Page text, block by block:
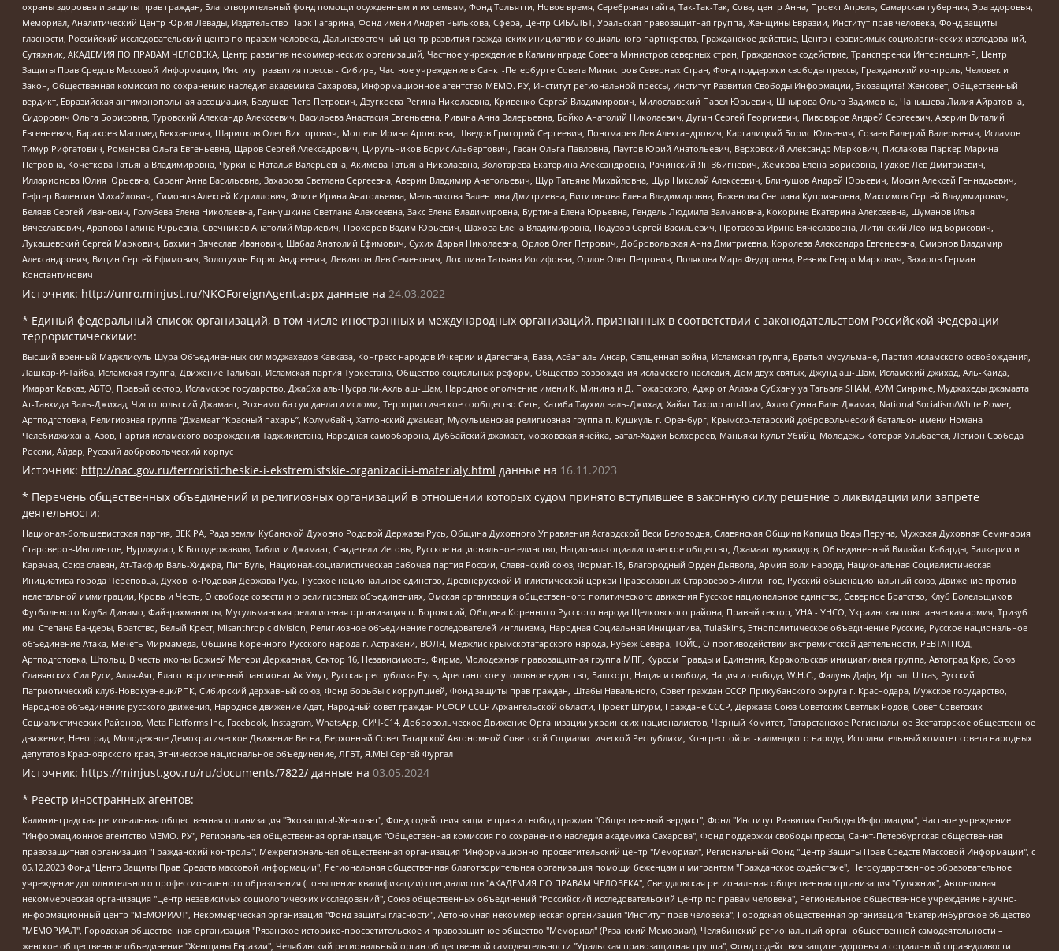
охраны здоровья и защиты прав граждан, Благотворительный фонд помощи осужденным и их семьям, Фонд Тольятти, Новое время, Серебряная тайга, Так-Так-Так, Сова, центр Анна, Проект Апрель, Самарская губерния, Эра здоровья,
Мемориал, Аналитический Центр Юрия Левады, Издательство Парк Гагарина, Фонд имени Андрея Рылькова, Сфера, Центр СИБАЛЬТ, Уральская правозащитная группа, Женщины Евразии, Институт прав человека, Фонд защиты
гласности, Российский исследовательский центр по правам человека, Дальневосточный центр развития гражданских инициатив и социального партнерства, Гражданское действие, Центр независимых социологических исследований,
Сутяжник, АКАДЕМИЯ ПО ПРАВАМ ЧЕЛОВЕКА, Центр развития некоммерческих организаций, Частное учреждение в Калининграде Совета Министров северных стран, Гражданское содействие, Трансперенси Интернешнл-Р, Центр
Защиты Прав Средств Массовой Информации, Институт развития прессы - Сибирь, Частное учреждение в Санкт-Петербурге Совета Министров Северных Стран, Фонд поддержки свободы прессы, Гражданский контроль, Человек и
Закон, Общественная комиссия по сохранению наследия академика Сахарова, Информационное агентство МЕМО. РУ, Институт региональной прессы, Институт Развития Свободы Информации, Экозащита!-Женсовет, Общественный
вердикт, Евразийская антимонопольная ассоциация, Бедушев Петр Петрович, Дзугкоева Регина Николаевна, Кривенко Сергей Владимирович, Милославский Павел Юрьевич, Шнырова Ольга Вадимовна, Чанышева Лилия Айратовна,
Сидорович Ольга Борисовна, Туровский Александр Алексеевич, Васильева Анастасия Евгеньевна, Ривина Анна Валерьевна, Бойко Анатолий Николаевич, Дугин Сергей Георгиевич, Пивоваров Андрей Сергеевич, Аверин Виталий
Евгеньевич, Барахоев Магомед Бекханович, Шарипков Олег Викторович, Мошель Ирина Ароновна, Шведов Григорий Сергеевич, Пономарев Лев Александрович, Каргалицкий Борис Юльевич, Созаев Валерий Валерьевич, Исламов
Тимур Рифгатович, Романова Ольга Евгеньевна, Щаров Сергей Алексадрович, Цирульников Борис Альбертович, Гасан Ольга Павловна, Паутов Юрий Анатольевич, Верховский Александр Маркович, Пислакова-Паркер Марина
Петровна, Кочеткова Татьяна Владимировна, Чуркина Наталья Валерьевна, Акимова Татьяна Николаевна, Золотарева Екатерина Александровна, Рачинский Ян Збигневич, Жемкова Елена Борисовна, Гудков Лев Дмитриевич,
Илларионова Юлия Юрьевна, Саранг Анна Васильевна, Захарова Светлана Сергеевна, Аверин Владимир Анатольевич, Щур Татьяна Михайловна, Щур Николай Алексеевич, Блинушов Андрей Юрьевич, Мосин Алексей Геннадьевич,
Гефтер Валентин Михайлович, Симонов Алексей Кириллович, Флиге Ирина Анатольевна, Мельникова Валентина Дмитриевна, Вититинова Елена Владимировна, Баженова Светлана Куприяновна, Максимов Сергей Владимирович,
Беляев Сергей Иванович, Голубева Елена Николаевна, Ганнушкина Светлана Алексеевна, Закс Елена Владимировна, Буртина Елена Юрьевна, Гендель Людмила Залмановна, Кокорина Екатерина Алексеевна, Шуманов Илья
Вячеславович, Арапова Галина Юрьевна, Свечников Анатолий Мариевич, Прохоров Вадим Юрьевич, Шахова Елена Владимировна, Подузов Сергей Васильевич, Протасова Ирина Вячеславовна, Литинский Леонид Борисович,
Лукашевский Сергей Маркович, Бахмин Вячеслав Иванович, Шабад Анатолий Ефимович, Сухих Дарья Николаевна, Орлов Олег Петрович, Добровольская Анна Дмитриевна, Королева Александра Евгеньевна, Смирнов Владимир
Александрович, Вицин Сергей Ефимович, Золотухин Борис Андреевич, Левинсон Лев Семенович, Локшина Татьяна Иосифовна, Орлов Олег Петрович, Полякова Мара Федоровна, Резник Генри Маркович, Захаров Герман
Константинович
Источник: http://unro.minjust.ru/NKOForeignAgent.aspx данные на 24.03.2022
* Единый федеральный список организаций, в том числе иностранных и международных организаций, признанных в соответствии с законодательством Российской Федерации
террористическими:
Высший военный Маджлисуль Шура Объединенных сил моджахедов Кавказа, Конгресс народов Ичкерии и Дагестана, База, Асбат аль-Ансар, Священная война, Исламская группа, Братья-мусульмане, Партия исламского освобождения,
Лашкар-И-Тайба, Исламская группа, Движение Талибан, Исламская партия Туркестана, Общество социальных реформ, Общество возрождения исламского наследия, Дом двух святых, Джунд аш-Шам, Исламский джихад, Аль-Каида,
Имарат Кавказ, АБТО, Правый сектор, Исламское государство, Джабха аль-Нусра ли-Ахль аш-Шам, Народное ополчение имени К. Минина и Д. Пожарского, Аджр от Аллаха Субхану уа Тагьаля SHAM, АУМ Синрике, Муджахеды джамаата
Ат-Тавхида Валь-Джихад, Чистопольский Джамаат, Рохнамо ба суи давлати исломи, Террористическое сообщество Сеть, Катиба Таухид валь-Джихад, Хайят Тахрир аш-Шам, Ахлю Сунна Валь Джамаа, National Socialism/White Power,
Артподготовка, Религиозная группа “Джамаат “Красный пахарь”, Колумбайн, Хатлонский джамаат, Мусульманская религиозная группа п. Кушкуль г. Оренбург, Крымско-татарский добровольческий батальон имени Номана
Челебиджихана, Азов, Партия исламского возрождения Таджикистана, Народная самооборона, Дуббайский джамаат, московская ячейка, Батал-Хаджи Белхороев, Маньяки Культ Убийц, Молодёжь Которая Улыбается, Легион Свобода
России, Айдар, Русский добровольческий корпус
Источник: http://nac.gov.ru/terroristicheskie-i-ekstremistskie-organizacii-i-materialy.html данные на 16.11.2023
* Перечень общественных объединений и религиозных организаций в отношении которых судом принято вступившее в законную силу решение о ликвидации или запрете
деятельности:
Национал-большевистская партия, ВЕК РА, Рада земли Кубанской Духовно Родовой Державы Русь, Община Духовного Управления Асгардской Веси Беловодья, Славянская Община Капища Веды Перуна, Мужская Духовная Семинария
Староверов-Инглингов, Нурджулар, К Богодержавию, Таблиги Джамаат, Свидетели Иеговы, Русское национальное единство, Национал-социалистическое общество, Джамаат мувахидов, Объединенный Вилайат Кабарды, Балкарии и
Карачая, Союз славян, Ат-Такфир Валь-Хиджра, Пит Буль, Национал-социалистическая рабочая партия России, Славянский союз, Формат-18, Благородный Орден Дьявола, Армия воли народа, Национальная Социалистическая
Инициатива города Череповца, Духовно-Родовая Держава Русь, Русское национальное единство, Древнерусской Инглистической церкви Православных Староверов-Инглингов, Русский общенациональный союз, Движение против
нелегальной иммиграции, Кровь и Честь, О свободе совести и о религиозных объединениях, Омская организация общественного политического движения Русское национальное единство, Северное Братство, Клуб Болельщиков
Футбольного Клуба Динамо, Файзрахманисты, Мусульманская религиозная организация п. Боровский, Община Коренного Русского народа Щелковского района, Правый сектор, УНА - УНСО, Украинская повстанческая армия, Тризуб
им. Степана Бандеры, Братство, Белый Крест, Misanthropic division, Религиозное объединение последователей инглиизма, Народная Социальная Инициатива, TulaSkins, Этнополитическое объединение Русские, Русское национальное
объединение Атака, Мечеть Мирмамеда, Община Коренного Русского народа г. Астрахани, ВОЛЯ, Меджлис крымскотатарского народа, Рубеж Севера, ТОЙС, О противодействии экстремистской деятельности, РЕВТАТПОД,
Артподготовка, Штольц, В честь иконы Божией Матери Державная, Сектор 16, Независимость, Фирма, Молодежная правозащитная группа МПГ, Курсом Правды и Единения, Каракольская инициативная группа, Автоград Крю, Союз
Славянских Сил Руси, Алля-Аят, Благотворительный пансионат Ак Умут, Русская республика Русь, Арестантское уголовное единство, Башкорт, Нация и свобода, Нация и свобода, W.H.С., Фалунь Дафа, Иртыш Ultras, Русский
Патриотический клуб-Новокузнецк/РПК, Сибирский державный союз, Фонд борьбы с коррупцией, Фонд защиты прав граждан, Штабы Навального, Совет граждан СССР Прикубанского округа г. Краснодара, Мужское государство,
Народное объединение русского движения, Народное движение Адат, Народный совет граждан РСФСР СССР Архангельской области, Проект Штурм, Граждане СССР, Держава Союз Советских Светлых Родов, Совет Советских
Социалистических Районов, Meta Platforms Inc, Facebook, Instagram, WhatsApp, СИЧ-С14, Добровольческое Движение Организации украинских националистов, Черный Комитет, Татарстанское Региональное Всетатарское общественное
движение, Невоград, Молодежное Демократическое Движение Весна, Верховный Совет Татарской Автономной Советской Социалистической Республики, Конгресс ойрат-калмыцкого народа, Исполнительный комитет совета народных
депутатов Красноярского края, Этническое национальное объединение, ЛГБТ, Я.МЫ Сергей Фургал
Источник: https://minjust.gov.ru/ru/documents/7822/ данные на 03.05.2024
* Реестр иностранных агентов:
Калининградская региональная общественная организация "Экозащита!-Женсовет", Фонд содействия защите прав и свобод граждан "Общественный вердикт", Фонд "Институт Развития Свободы Информации", Частное учреждение "Информационное агентство МЕМО. РУ", Региональная общественная организация "Общественная комиссия по сохранению наследия академика Сахарова", Фонд поддержки свободы прессы, Санкт-Петербургская общественная правозащитная организация "Гражданский контроль", Межрегиональная общественная организация "Информационно-просветительский центр "Мемориал", Региональный Фонд "Центр Защиты Прав Средств Массовой Информации", с 05.12.2023 Фонд "Центр Защиты Прав Средств массовой информации", Региональная общественная благотворительная организация помощи беженцам и мигрантам "Гражданское содействие", Негосударственное образовательное учреждение дополнительного профессионального образования (повышение квалификации) специалистов "АКАДЕМИЯ ПО ПРАВАМ ЧЕЛОВЕКА", Свердловская региональная общественная организация "Сутяжник", Автономная некоммерческая организация "Центр независимых социологических исследований", Союз общественных объединений "Российский исследовательский центр по правам человека", Региональное общественное учреждение научно-информационный центр "МЕМОРИАЛ", Некоммерческая организация "Фонд защиты гласности", Автономная некоммерческая организация "Институт прав человека", Городская общественная организация "Екатеринбургское общество "МЕМОРИАЛ", Городская общественная организация "Рязанское историко-просветительское и правозащитное общество "Мемориал" (Рязанский Мемориал), Челябинский региональный орган общественной самодеятельности – женское общественное объединение "Женщины Евразии", Челябинский региональный орган общественной самодеятельности "Уральская правозащитная группа", Фонд содействия защите здоровья и социальной справедливости имени Андрея Рылькова, Автономная Некоммерческая Организация "Аналитический Центр Юрия Левады", Автономная некоммерческая организация социальной поддержки населения "Проект Апрель", Региональная общественная организация помощи женщинам и детям, находящимся в кризисной ситуации "Информационно-методический центр "Анна", Фонд содействия развитию массовых коммуникаций и правовому просвещению "Так-так-Так", Фонд содействия устойчивому развитию "Серебряная тайга", Свердловский региональный общественный фонд социальных проектов "Новое время", "Idel.Реалии", Кавказ.Реалии, Крым.Реалии, Телеканал Настоящее Время, Татаро-башкирская служба Радио Свобода (Azatliq Radiosi), Радио Свободная Европа/Радио Свобода (PCE/PC), "Сибирь.Реалии", "Фактограф", Благотворительный фонд помощи осужденным и их семьям, Автономная некоммерческая организация "Институт глобализации и социальных движений", Фонд "В защиту прав заключенных", Частное учреждение "Центр поддержки и содействия развитию средств массовой информации", Пензенский региональный общественный благотворительный фонд "Гражданский союз", "Север.Реалии", Некоммерческая организация Фонд "Правовая инициатива", Общество с ограниченной ответственностью "Радио Свободная Европа/Радио Свобода", Чешское информационное агентство "MEDIUM-ORIENT", Красноярская региональная общественная организация "Мы против СПИДа", Камалягин Денис Николаевич, Маркелов Сергей Евгеньевич, Пономарев Лев Александрович, Савицкая Людмила Алексеевна, Автономная некоммерческая организация "Центр по работе с проблемой насилия "НАСИЛИЮ.НЕТ", Межрегиональный профессиональный союз работников здравоохранения "Альянс врачей", Юридическое лицо, зарегистрированное в Латвийской Республике, SIA "Medusa Project" (регистрационный номер 40103797863, дата регистрации 10.06.2014), Некоммерческая организация "Фонд по борьбе с коррупцией", Автономная некоммерческая организация "Институт права и публичной политики", Баданин Роман Сергеевич, Гликин Максим Александрович, Железнова Мария Михайловна, Лукьянова Юлия Сергеевна, Маетная Елизавета Витальевна, Маняхин Петр Борисович, Чуракова Ольга Владимировна, Ярош Юлия Петровна, Юридическое лицо "The Insider SIA", зарегистрированное в Риге, Латвийская Республика (дата регистрации 26.06.2015), являющееся администратором доменного имени интернет-издания "The Insider SIA", https://theins.ru, Постернак Алексей Евгеньевич, Рубин Михаил Аркадьевич, Анин Роман Александрович, Юридическое лицо Istories fonds, зарегистрированное в Латвийской Республике (регистрационный номер 50008295751, дата регистрации 24.02.2020), Великовский Дмитрий Александрович, Долинина Ирина Николаевна, Мароховская Алеся Алексеевна, Шлейнов Роман Юрьевич, Шмагун Олеся Валентиновна, Общество с ограниченной ответственностью "Альтаир 2021", Общество с ограниченной ответственностью "Вега 2021", Общество с ограниченной ответственностью "Главный редактор 2021", Общество с ограниченной ответственностью "Ромашки монолит", Важенков Артем Валерьевич, Ивановская областная общественная организация "Центр гендерных исследований", Гурман Юрий Альбертович, Медиапроект "ОВД-Инфо", Егоров Владимир Владимирович, Жилинский Владимир Александрович, Общество с ограниченной ответственностью "ЗП", Иванова София Юрьевна, Карезина Инна Павловна, Кильтау Екатерина Викторовна, Петров Алексей Викторович, Пискунов Сергей Евгеньевич, Смирнов Сергей Сергеевич, Тихонов Михаил Сергеевич, Общество с ограниченной ответственностью "ЖУРНАЛИСТ-ИНОСТРАННЫЙ АГЕНТ", Арапова Галина Юрьевна, Вольтская Татьяна Анатольевна, Американская компания "Mason G.E.S. Anonymous Foundation" (США), являющаяся владельцем интернет-издания https://mnews.world/, Компания "Stichting Bellingcat", зарегистрированная в Нидерландах (дата регистрации 11.07.2018), Захаров Андрей Вячеславович, Клепиковская Екатерина Дмитриевна, Общество с ограниченной ответственностью "МЕМО", Перл Роман Александрович, Симонов Евгений Алексеевич, Соловьева Елена Анатольевна, Сотников Даниил Владимирович, Сурначева Елизавета Дмитриевна, Автономная некоммерческая организация по защите прав человека и информированию населения "Якутия – Наше Мнение", Общество с ограниченной ответственностью "Москоу диджитал медиа", с 26.01.2023 Общество с ограниченной ответственностью "Чайка Белые сады", Ветошкина Валерия Валерьевна, Заговора Максим Александрович, Межрегиональное общественное движение "Российская ЛГБТ - сеть", Оленичев Максим Владимирович, Павлов Иван Юрьевич, Скворцова Елена Сергеевна, Общество с ограниченной ответственностью "Как бы инагент", Кочетков Игорь Викторович, Общество с ограниченной ответственностью "Честные выборы", Еланчик Олег Александрович, Общество с ограниченной ответственностью "Нобелевский призыв", Гималова Регина Эмилевна, Григорьев Андрей Валерьевич, Григорьева Алина Александровна, Ассоциация по содействию защите прав призывников, альтернативнослужащих и военнослужащих "Правозащитная группа "Гражданин.Армия.Право", Хисамова Регина Фаритовна, Автономная некоммерческая организация по реализации социально-правовых программ "Лилит", Дальневосточное общественное движение "Маяк", Санкт-Петербургская ЛГБТ-инициативная группа "Выход", Инициативная группа ЛГБТ+ "Реверс", Алексеев Андрей Викторович, Бекбулатова Таисия Львовна, Беляев Иван Михайлович, Владыкина Елена Сергеевна, Гельман Марат Александрович, Никульшина Вероника Юрьевна, Толоконникова Надежда Андреевна, Шендерович Виктор Анатольевич, Общество с ограниченной ответственностью "Данное сообщение", Общество с ограниченной ответственностью Издательский дом "Новая глава", Айнбиндер Александра Александровна, Московский комьюнити-центр для ЛГБТ+инициатив, Благотворительный фонд развития филантропии, Deutsche Welle (Германия, Kurt-Schumacher-Strasse 3, 53113 Bonn), Борзунова Мария Михайловна, Воробьев Виктор Викторович, Голубева Анна Львовна, Константинова Алла Михайловна, Малкова Ирина Владимировна, Мурадов Мурад Абдулгалимович, Осетинская Елизавета Николаевна, Понасенков Евгений Николаевич, Ганапольский Матвей Юрьевич, Киселев Евгений Алексеевич, Борухович Ирина Григорьевна, Дремин Иван Тимофеевич, Дубровский Дмитрий Викторович, Красноярская региональная общественная организация поддержки и развития альтернативных образовательных технологий и межкультурных коммуникаций "ИНТЕРРА", Маяковская Екатерина Алексеевна, Фейгин Марк Захарович, Филимонов Андрей Викторович, Дзугкоева Регина Николаевна, Доброхотов Роман Александрович, Дудь Юрий Александрович, Елкин Сергей Владимирович, Кругликов Кирилл Игоревич, Сабунаева Мария Леонидовна, Семенов Алексей Владимирович, Шаинян Карен Багратович, Шульман Екатерина Михайловна, Асафьев Артур Валерьевич, Вахштайн Виктор Семенович, Венедиктов Алексей Алексеевич, Лушникова Екатерина Евгеньевна, Волков Леонид Михайлович, Невзоров Александр Глебович, Пархоменко Сергей Борисович, Сироткин Ярослав Николаевич, Кара-Мурза Владимир Владимирович, Баранова Наталья Владимировна, Гозман Леонид Яковлевич, Кагарлицкий Борис Юльевич, Климарев Михаил Валерьевич, Милов Владимир Станиславович, Автономная некоммерческая организация Краснодарский центр современного искусства "Типография", Моргенштерн Алишер Тагирович, Соболь Любовь Эдуардовна, Общество с ограниченной ответственностью "ЛИЗА НОРМ", Каспаров Гарри Кимович, Ходорковский Михаил Борисович, Общество с ограниченной ответственностью "Апрельские тезисы", Данилович Ирина Брониславовна, Кашин Олег Владимирович, Петров Николай Владимирович, Пивоваров Алексей Владимирович, Соколов Михаил Владимирович, Цветкова Юлия Владимировна, Чичваркин Евгений Александрович, Комитет против пыток/Команда против пыток, Общество с ограниченной ответственностью "Первый научный", Общество с ограниченной ответственностью "Вертолет и ко", Белоцерковская Вероника Борисовна, Кац Максим Евгеньевич, Лазарева Татьяна Юрьевна, Шаведдинов Руслан Табризович, Яшин Илья Валерьевич, Общество с ограниченной ответственностью "Иноагент ААВ", Алешковский Дмитрий Петрович, Альбац Евгения Марковна, Быков Дмитрий Львович, Галямина Юлия Евгеньевна, Лойко Сергей Леонидович, Мартынов Кирилл Константинович, Медведев Сергей Александрович, Крашенинников Федор Геннадиевич, Гордеева Катерина Вл